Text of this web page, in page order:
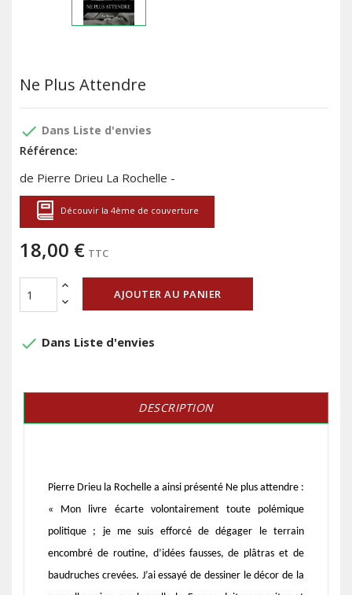
Ne Plus Attendre
done Dans Liste d'envies
Référence:
de Pierre Drieu La Rochelle -
Découvir la 4ème de couverture
18,00 € TTC
AJOUTER AU PANIER
done Dans Liste d'envies
DESCRIPTION
Pierre Drieu la Rochelle a ainsi présenté Ne plus attendre :
« Mon livre écarte volontairement toute polémique
politique ; je me suis efforcé de dégager le terrain
encombré de routine, d’idées fausses, de plâtras et de
baudruches crevées. J’ai essayé de dessiner le décor de la